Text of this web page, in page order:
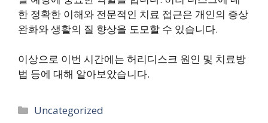
한 정확한 이해와 전문적인 치료 접근은 개인의 증상
완화와 생활의 질 향상을 도모할 수 있습니다.
이상으로 이번 시간에는 허리디스크 원인 및 치료방
법 등에 대해 알아보았습니다.
카
Uncategorized